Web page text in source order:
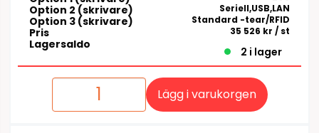
Option 2 (skrivare) Seriell,USB,LAN
Option 3 (skrivare) Standard -tear/RFID
Pris 35 526 kr / st
Lagersaldo
2 i lager
Lägg i varukorgen